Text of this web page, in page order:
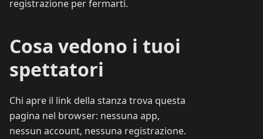
registrazione per fermarti.
Cosa vedono i tuoi
spettatori
Chi apre il link della stanza trova questa
pagina nel browser: nessuna app,
nessun account, nessuna registrazione.